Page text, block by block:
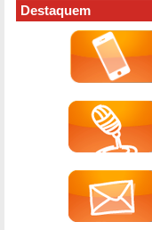
Destaquem